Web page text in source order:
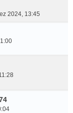
2024, 13:45